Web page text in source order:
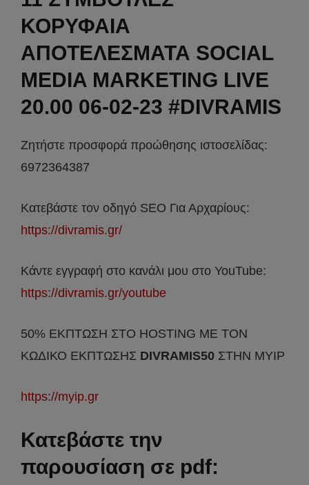
ΚΟΡΥΦΑΙΑ
ΑΠΟΤΕΛΕΣΜΑΤΑ SOCIAL
MEDIA MARKETING LIVE
20.00 06-02-23 #DIVRAMIS
Ζητήστε προσφορά προώθησης ιστοσελίδας:
6972364387
Κατεβάστε τον οδηγό SEO Για Αρχαρίους:
https://divramis.gr/
Κάντε εγγραφή στο κανάλι μου στο YouTube:
https://divramis.gr/youtube
50% ΕΚΠΤΩΣΗ ΣΤΟ HOSTING ΜΕ ΤΟΝ
ΚΩΔΙΚΟ ΕΚΠΤΩΣΗΣ DIVRAMIS50 ΣΤΗΝ MYIP
https://myip.gr
Κατεβάστε την
παρουσίαση σε pdf: